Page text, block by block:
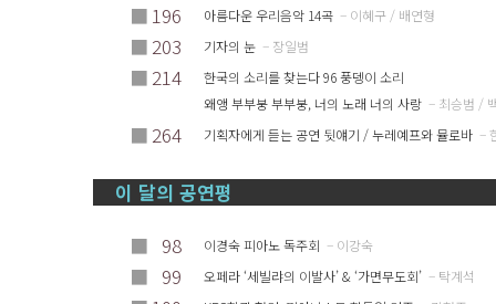
■ 196 아름다운 우리음악 14곡 – 이혜구 / 배연형
■ 203 기자의 눈 – 장일범
■ 214
한국의 소리를 찾는다 96 풍뎅이 소리
왜앵 부부붕 부부붕, 너의 노래 너의 사랑 – 최승범 /
■ 264 기획자에게 듣는 공연 뒷얘기 / 누레예프와 뮬로바 –
이 달의 공연평
■ 98 이경숙 피아노 독주회 – 이강숙
■ 99 오페라 ‘세빌랴의 이발사’ & ‘가면무도회’ – 탁계석